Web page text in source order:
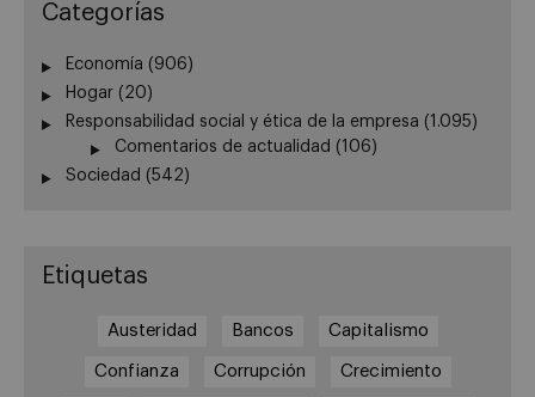
Categorías
Economía (906)
Hogar (20)
Responsabilidad social y ética de la empresa (1.095)
Comentarios de actualidad (106)
Sociedad (542)
Etiquetas
Austeridad Bancos Capitalismo
Confianza Corrupción Crecimiento